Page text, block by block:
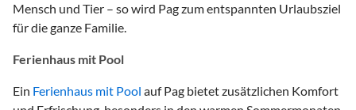
Mensch und Tier – so wird Pag zum entspannten Urlaubsziel
für die ganze Familie.
Ferienhaus mit Pool
Ein Ferienhaus mit Pool auf Pag bietet zusätzlichen Komfort